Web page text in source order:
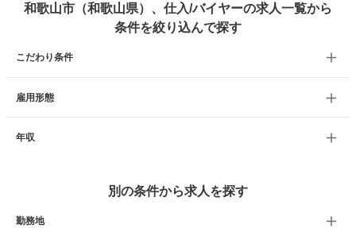
和歌山市（和歌山県）、仕入/バイヤーの求人一覧から
条件を絞り込んで探す
こだわり条件
雇用形態
年収
別の条件から求人を探す
勤務地